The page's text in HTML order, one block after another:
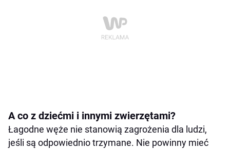
A co z dziećmi i innymi zwierzętami?
Łagodne węże nie stanowią zagrożenia dla ludzi,
jeśli są odpowiednio trzymane. Nie powinny mieć